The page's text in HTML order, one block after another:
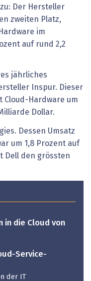
Der Hersteller
zweiten Platz,
im
auf rund 2,2
jährliches
Inspur. Dieser
Cloud-Hardware um
Dollar.
Dessen Umsatz
um 1,8 Prozent auf
Dell den grössten
in die Cloud von
Service-
der IT